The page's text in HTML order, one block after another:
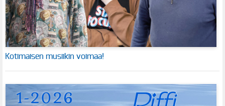
Kotimaisen musiikin voimaa!